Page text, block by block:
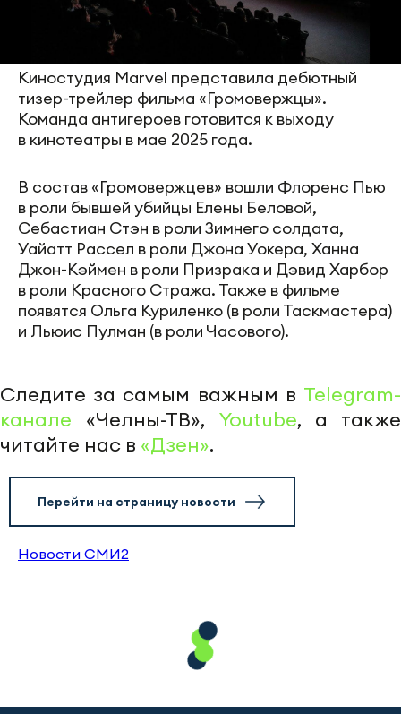
Киностудия Marvel представила дебютный
тизер-трейлер фильма «Громовержцы».
Команда антигероев готовится к выходу
в кинотеатры в мае 2025 года.
В состав «Громовержцев» вошли Флоренс Пью
в роли бывшей убийцы Елены Беловой,
Себастиан Стэн в роли Зимнего солдата,
Уайатт Рассел в роли Джона Уокера, Ханна
Джон-Кэймен в роли Призрака и Дэвид Харбор
в роли Красного Стража. Также в фильме
появятся Ольга Куриленко (в роли Таскмастера)
и Льюис Пулман (в роли Часового).
Следите за самым важным в Telegram-
канале «Челны-ТВ», Youtube, а также
читайте нас в «Дзен».
Перейти на страницу новости
Новости СМИ2